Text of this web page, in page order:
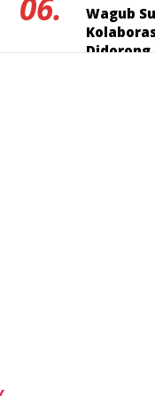
06.
Wagub
Didorong